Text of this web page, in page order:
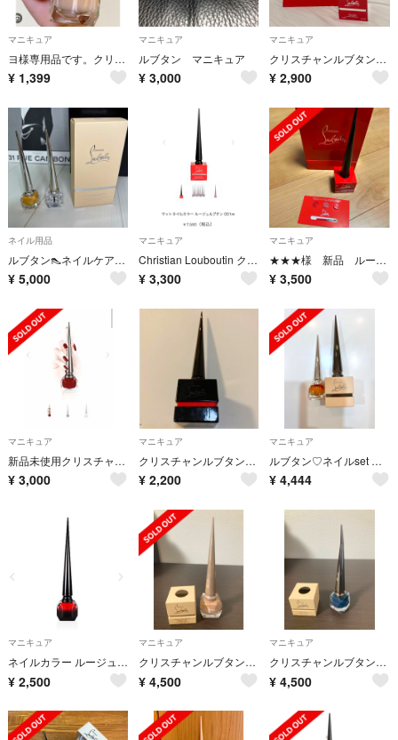
マニキュア
ヨ様専用品です。クリスチャンルブタン ネイルカラー ポリッシュ マニキュア
¥ 1,399
マニキュア
ルブタン マニキュア
¥ 3,000
マニキュア
クリスチャンルブタン ネイルカラー
¥ 2,900
ネイル用品
ルブタン👠ネイルケアセット(セット可)
¥ 5,000
マニキュア
Christian Louboutin クリスチャンルブタン ネイル 新品未使用
¥ 3,300
マニキュア
★★★様 新品 ルージュルブタン リップサンプル付き
¥ 3,500
マニキュア
新品未使用クリスチャンルブタンネイル赤色レディピープ
¥ 3,000
マニキュア
クリスチャンルブタン ネイルカラー
¥ 2,200
マニキュア
ルブタン♡ネイルset ルブタンカラー ヴェリーブライブ ボルドー 赤
¥ 4,444
マニキュア
ネイルカラー ルージュルブタン
¥ 2,500
マニキュア
クリスチャンルブタンマニキュア ヌード
¥ 4,500
マニキュア
クリスチャンルブタンマニキュア ノワール
¥ 4,500